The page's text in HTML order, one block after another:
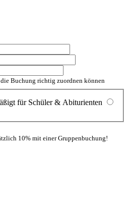
Buchung richtig zuordnen können
für Schüler & Abiturienten
10% mit einer Gruppenbuchung!